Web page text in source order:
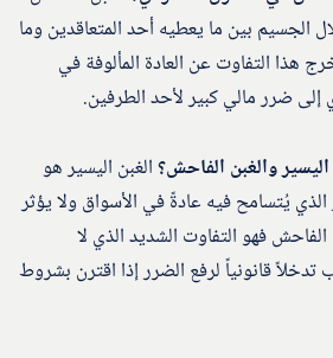
الجسيم بين ما يعطيه أحد المتعاقدين وما
هذا التفاوت عن العادة المألوفة في
إلى ضرر مالي كبير لأحد الطرفين.
الغبن اليسير هو
يُتسامح فيه عادةً في الأسواق ولا يؤثر
فهو التفاوت الشديد الذي لا
قانونياً لرفع الضرر إذا اقترن بشروط